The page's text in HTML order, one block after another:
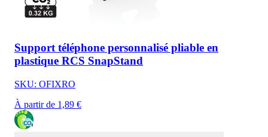
Support téléphone personnalisé pliable en
plastique RCS SnapStand
SKU: OFIXRO
À partir de 1,89 €